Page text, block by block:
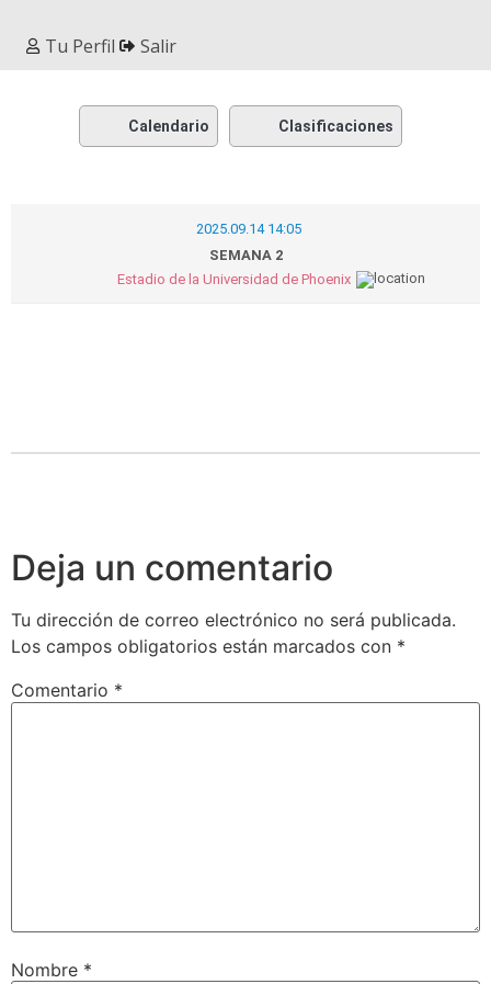
Tu Perfil Salir
Calendario Clasificaciones
2025.09.14 14:05
SEMANA 2
Estadio de la Universidad de Phoenix
Deja un comentario
Tu dirección de correo electrónico no será publicada.
Los campos obligatorios están marcados con *
Comentario *
Nombre *